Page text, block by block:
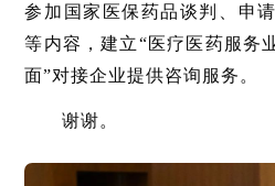
参加国家医保药品谈判、申
等内容，建立“医疗医药服务
面”对接企业提供咨询服务。
谢谢。